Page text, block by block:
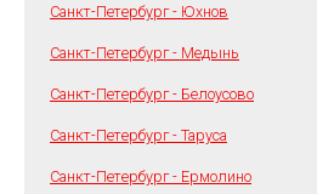
Санкт-Петербург - Юхнов
Санкт-Петербург - Медынь
Санкт-Петербург - Белоусово
Санкт-Петербург - Таруса
Санкт-Петербург - Ермолино